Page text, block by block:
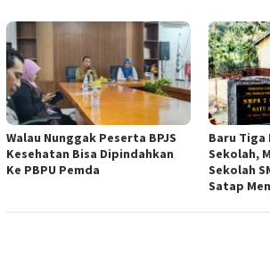
Walau Nunggak Peserta BPJS
Kesehatan Bisa Dipindahkan
Ke PBPU Pemda
Baru Tiga
Sekolah,
Sekolah
Satap